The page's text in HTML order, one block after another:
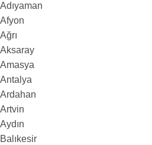
Adıyaman
Afyon
Ağrı
Aksaray
Amasya
Antalya
Ardahan
Artvin
Aydın
Balıkesir